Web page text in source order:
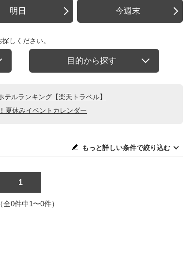
明日 今週末
しください。
目的から探す
ルランキング【楽天トラベル】
夏休みイベントカレンダー
もっと詳しい条件で絞り込む
1
全0件中1〜0件）